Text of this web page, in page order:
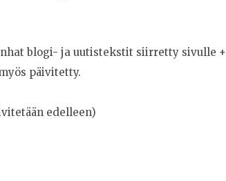
blogi- ja uutistekstit siirretty sivulle +
päivitetty.
edelleen)